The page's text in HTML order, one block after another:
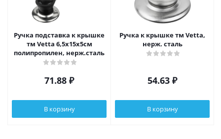
Ручка подставка к крышке
тм Vetta 6,5x15x5см
полипропилен, нерж.сталь
71.88 ₽
В корзину
Ручка к крышке тм Vetta,
нерж. сталь
54.63 ₽
В корзину